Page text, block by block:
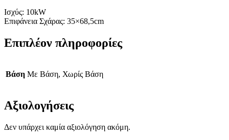
Ισχύς: 10kW
Επιφάνεια Σχάρας: 35×68,5cm
Επιπλέον πληροφορίες
Βάση Με Βάση, Χωρίς Βάση
Αξιολογήσεις
Δεν υπάρχει καμία αξιολόγηση ακόμη.